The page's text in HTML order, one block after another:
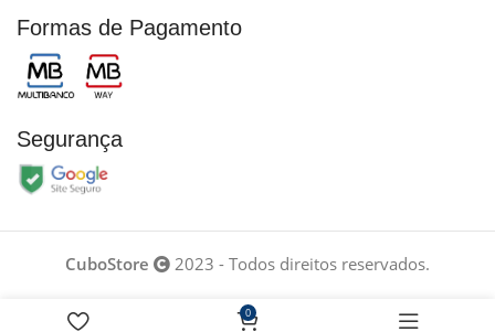
Formas de Pagamento
Segurança
CuboStore 2023 - Todos direitos reservados.
Desenvolvido por
0